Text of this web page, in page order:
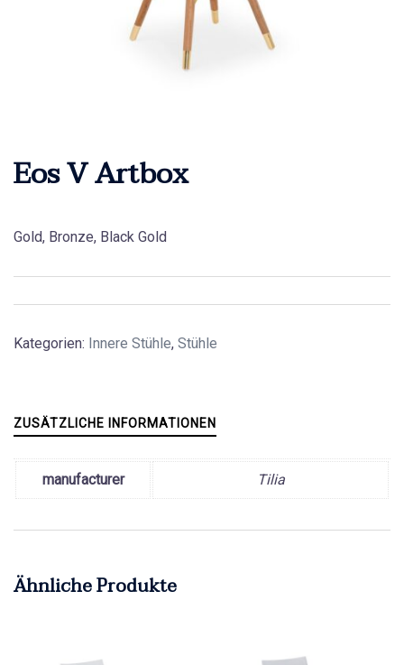
Eos V Artbox
Gold, Bronze, Black Gold
Kategorien: Innere Stühle, Stühle
ZUSÄTZLICHE INFORMATIONEN
manufacturer Tilia
Ähnliche Produkte